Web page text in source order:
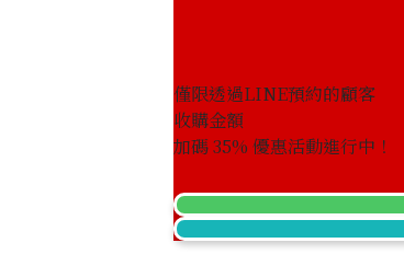
Aquamarine brooch 12.16 ct
NTD 211,135
僅限透過LINE預約的顧客
收購金額
加碼35% 優惠活動進行中！